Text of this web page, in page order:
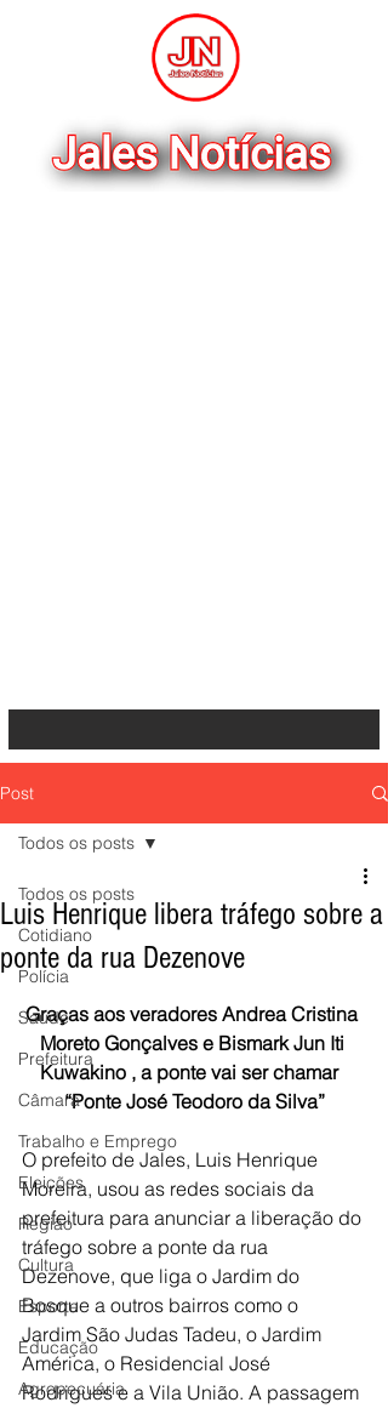
Post
Todos os posts
Cotidiano
Polícia
Saúde
Prefeitura
Câmara
Trabalho e Emprego
Eleições
Região
Cultura
Esporte
Educação
Agropecuária
Todos os posts
Luis Henrique libera tráfego sobre a
ponte da rua Dezenove
Graças aos veradores Andrea Cristina
Moreto Gonçalves e Bismark Jun Iti
Kuwakino , a ponte vai ser chamar
“Ponte José Teodoro da Silva”
O prefeito de Jales, Luis Henrique
Moreira, usou as redes sociais da
prefeitura para anunciar a liberação do
tráfego sobre a ponte da rua
Dezenove, que liga o Jardim do
Bosque a outros bairros como o
Jardim São Judas Tadeu, o Jardim
América, o Residencial José
Rodrigues e a Vila União. A passagem